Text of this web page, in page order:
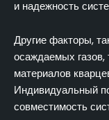
и надежность
Другие факторы,
осаждаемых газов,
материалов
Индивидуальный
совместимость